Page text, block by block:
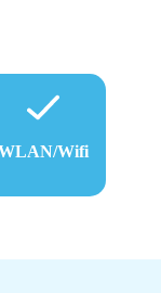
Wifi